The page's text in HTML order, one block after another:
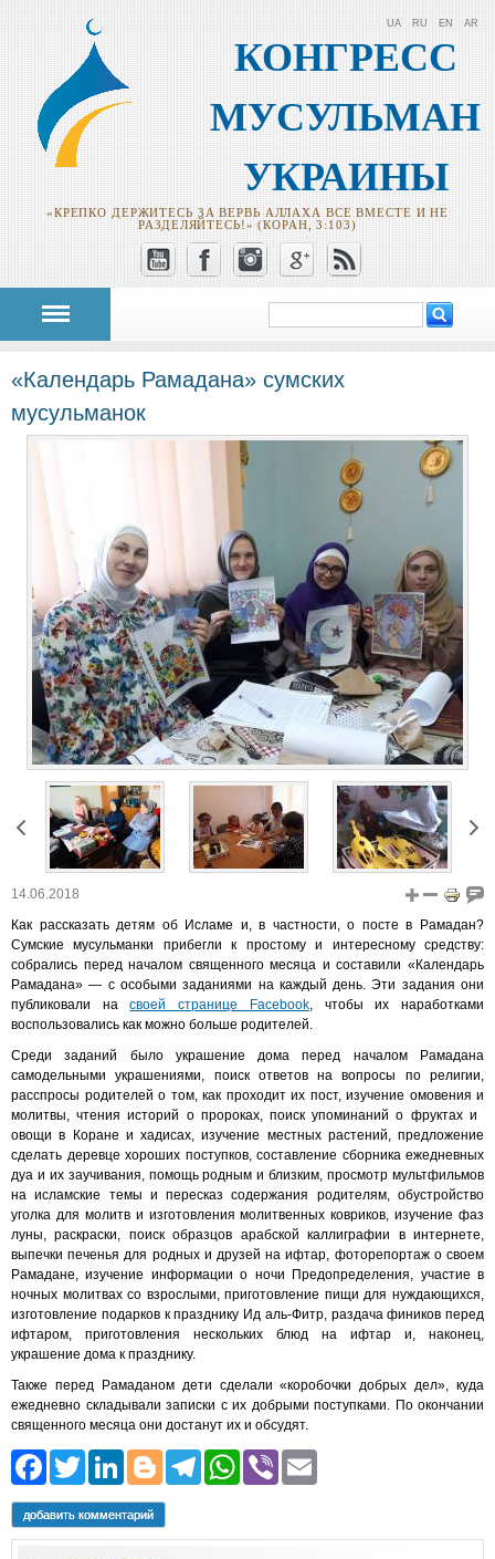
КОНГРЕСС
МУСУЛЬМАН
УКРАИНЫ
«КРЕПКО ДЕРЖИТЕСЬ ЗА ВЕРВЬ АЛЛАХА ВСЕ ВМЕСТЕ И НЕ
РАЗДЕЛЯЙТЕСЬ!» (КОРАН, 3:103)
UA RU EN AR
Форма поиска
«Календарь Рамадана» сумских
мусульманок
14.06.2018
Как рассказать детям об Исламе и, в частности, о посте в Рамадан?
Сумские мусульманки прибегли к простому и интересному средству:
собрались перед началом священного месяца и составили «Календарь
Рамадана» — с особыми заданиями на каждый день. Эти задания они
публиковали насвоей странице Facebook, чтобы их наработками
воспользовались как можно больше родителей.
Среди заданий было украшение дома перед началом Рамадана
самодельными украшениями, поиск ответов на вопросы по религии,
расспросы родителей о том, как проходит их пост, изучение омовения и
молитвы, чтения историй о пророках, поиск упоминаний о фруктах и ​​
овощи в Коране и хадисах, изучение местных растений, предложение
сделать деревце хороших поступков, составление сборника ежедневных
дуа и их заучивания, помощь родным и близким, просмотр мультфильмов
на исламские темы и пересказ содержания родителям, обустройство
уголка для молитв и изготовления молитвенных ковриков, изучение фаз
луны, раскраски, поиск образцов арабской каллиграфии в интернете,
выпечки печенья для родных и друзей на ифтар, фоторепортаж о своем
Рамадане, изучение информации о ночи Предопределения, участие в
ночных молитвах со взрослыми, приготовление пищи для нуждающихся,
изготовление подарков к празднику Ид аль-Фитр, раздача фиников перед
ифтаром, приготовления нескольких блюд на ифтар и, наконец,
украшение дома к празднику.
Также перед Рамаданом дети сделали «коробочки добрых дел», куда
ежедневно складывали записки с их добрыми поступками. По окончании
священного месяца они достанут их и обсудят.
Facebook
Twitter
LinkedIn
Blogger
Telegram
WhatsApp
Viber
добавить комментарий